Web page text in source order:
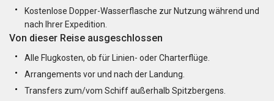
Kostenlose Dopper-Wasserflasche zur Nutzung während und
nach Ihrer Expedition.
Von dieser Reise ausgeschlossen
Alle Flugkosten, ob für Linien- oder Charterflüge.
Arrangements vor und nach der Landung.
Transfers zum/vom Schiff außerhalb Spitzbergens.